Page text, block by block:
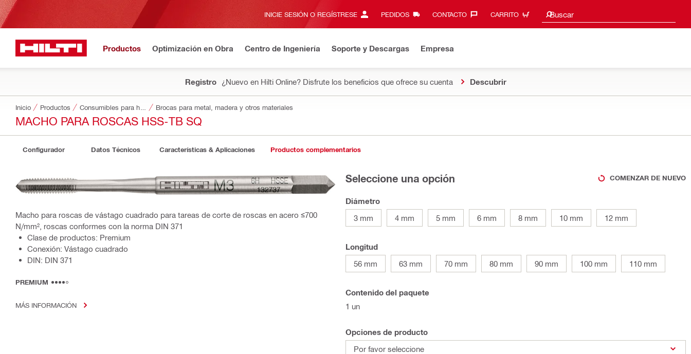
INICIE SESIÓN O REGÍSTRESE PEDIDOS CONTACTO‎ CARRITO Buscar
Sugerencias de búsqueda
Productos Optimización en Obra Centro de Ingeniería Soporte y Descargas Empresa
Registro ¿Nuevo en Hilti Online? Disfrute los beneficios que ofrece su cuenta Descubrir
Inicio Productos Brocas para metal, madera y otros materiales
MACHO PARA ROSCAS HSS-TB SQ
Configurador Datos Técnicos Características & Aplicaciones Productos complementarios
Macho para roscas de vástago cuadrado para tareas de corte de roscas en acero ≤700
N/mm², roscas conformes con la norma DIN 371
Clase de productos: Premium
Conexión: Vástago cuadrado
DIN: DIN 371
PREMIUM
MÁS INFORMACIÓN
Seleccione una opción COMENZAR DE NUEVO
Diámetro
3 mm
4 mm 5 mm 6 mm 8 mm 10 mm 12 mm
Longitud
56 mm
63 mm 70 mm 80 mm 90 mm 100 mm 110 mm
Contenido del paquete
1 un
Opciones de producto
Por favor seleccione